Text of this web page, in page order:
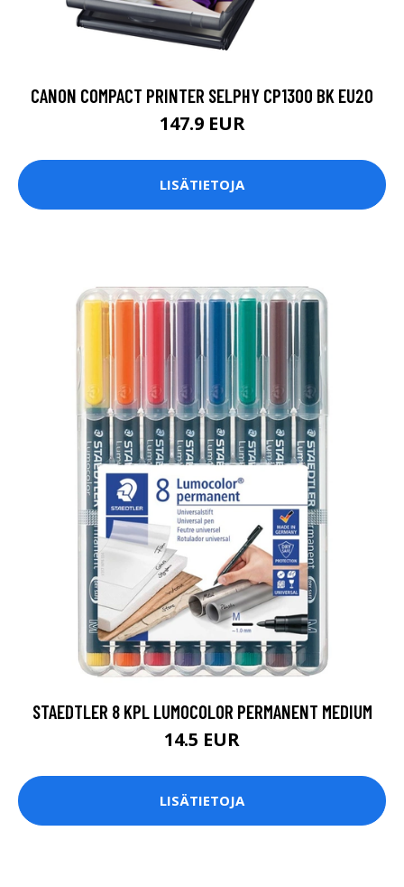
CANON COMPACT PRINTER SELPHY CP1300 BK EU20
147.9 EUR
LISÄTIETOJA
STAEDTLER 8 KPL LUMOCOLOR PERMANENT MEDIUM
14.5 EUR
LISÄTIETOJA